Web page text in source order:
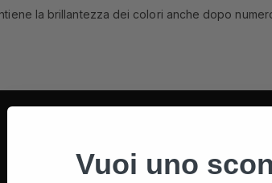
la brillantezza dei colori anche dopo
Vuoi uno